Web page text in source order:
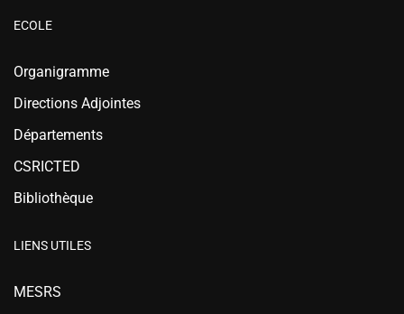
ECOLE
Organigramme
Directions Adjointes
Départements
CSRICTED
Bibliothèque
LIENS UTILES
MESRS